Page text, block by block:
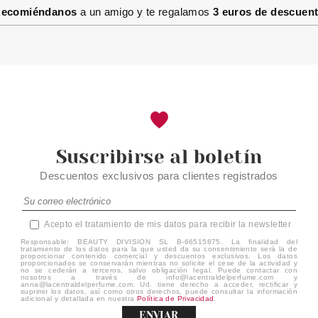
Pvr 66.00€
desde
a un amigo y te regalamos 3 euros de
Suscribirse al boletín
Descuentos exclusivos para clientes registrados
Acepto el tratamiento de mis datos para recibir la newsletter
Responsable: BEAUTY DIVISION SL B-66515875. La finalidad del
tratamiento de los datos para la que usted da su consentimiento será la de
proporcionar contenido comercial y descuentos exclusivos. Los datos
proporcionados se conservarán mientras no solicite el cese de la actividad y
no se cederán a terceros, salvo obligación legal. Puede contactar con
nosotros a través de info@lacentraldelperfume.com y
anna@lacentraldelperfume.com. Ud. tiene derecho a acceder, rectificar y
suprimir los datos, así como otros derechos, puede consultar la información
adicional y detallada en nuestra Política de Privacidad
ENVIAR